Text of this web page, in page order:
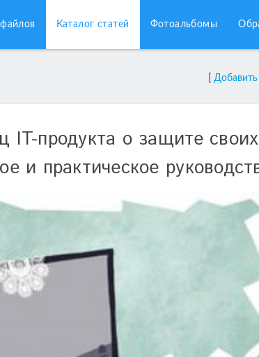
Каталог статей Фотоальбомы
IT-продукта о защите своих
и практическое